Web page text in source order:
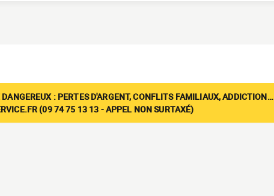
: PERTES D'ARGENT, CONFLITS FAMILIAUX, ADDICTION…
(09 74 75 13 13 - APPEL NON SURTAXÉ)